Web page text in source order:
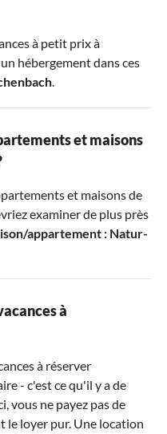
à petit prix à
hébergement dans ces
.
et maisons
et maisons de
examiner de plus près
appartement : Natur-
à
à réserver
- c'est ce qu'il y a de
vous ne payez pas de
le loyer pur. Une location